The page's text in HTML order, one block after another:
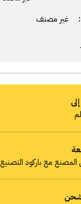
غير مصنف
مع باركود التصنيع